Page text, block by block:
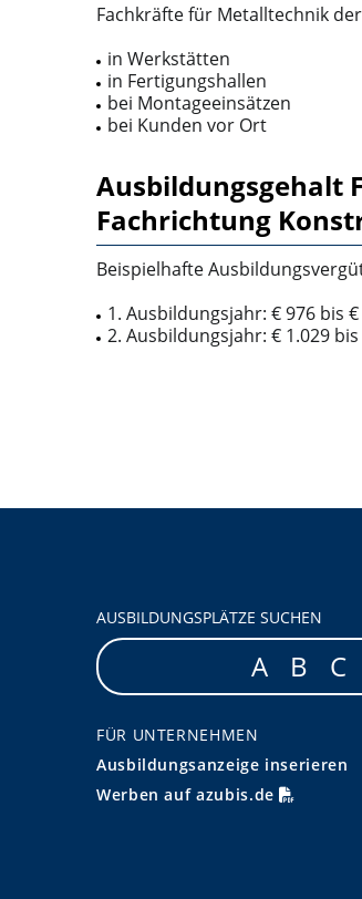
Fachkräfte für Metalltechnik
in Werkstätten
in Fertigungshallen
bei Montageeinsätzen
bei Kunden vor Ort
Ausbildungsgehalt
Fachrichtung
Beispielhafte
1. Ausbildungsjahr: € 976 bis €
2. Ausbildungsjahr: € 1.029 bis
AUSBILDUNGSPLÄTZE SUCHEN
A B C
FÜR UNTERNEHMEN
Ausbildungsanzeige inserieren
Werben auf azubis.de